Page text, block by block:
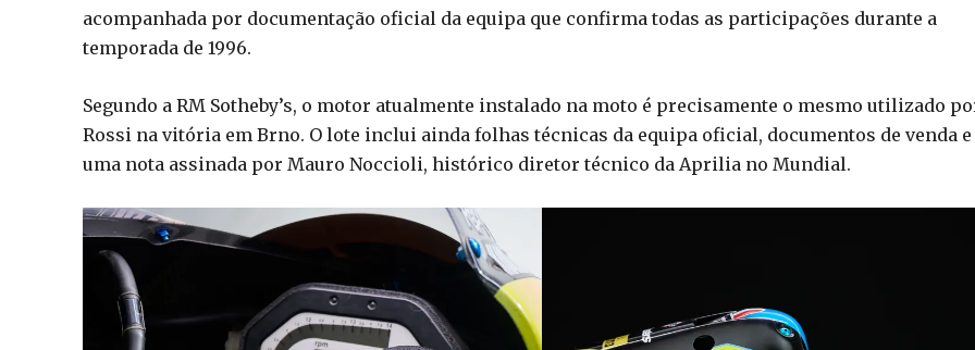
acompanhada por documentação oficial da equipa que confirma todas as participações durante a
temporada de 1996.
Segundo a RM Sotheby’s, o motor atualmente instalado na moto é precisamente o mesmo utilizado
Rossi na vitória em Brno. O lote inclui ainda folhas técnicas da equipa oficial, documentos de venda e
uma nota assinada por Mauro Noccioli, histórico diretor técnico da Aprilia no Mundial.